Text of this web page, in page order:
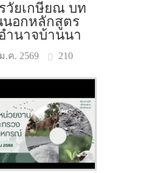
วัยเกษียณ บท
นอกหลักสูตร
ำนาจบ้านนา
.ค. 2569 210